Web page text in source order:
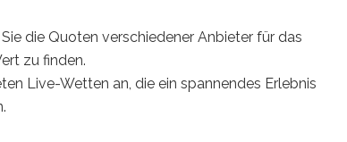
die Quoten verschiedener Anbieter für das
zu finden.
Live-Wetten an, die ein spannendes Erlebnis